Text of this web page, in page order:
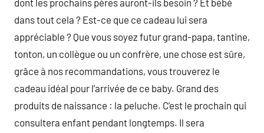
dont les prochains pères auront-ils besoin ? Et bébé
dans tout cela ? Est-ce que ce cadeau lui sera
appréciable ? Que vous soyez futur grand-papa, tantine,
tonton, un collègue ou un confrère, une chose est sûre,
grâce à nos recommandations, vous trouverez le
cadeau idéal pour l’arrivée de ce baby. Grand des
produits de naissance : la peluche. C’est le prochain qui
consultera enfant pendant longtemps. Il sera